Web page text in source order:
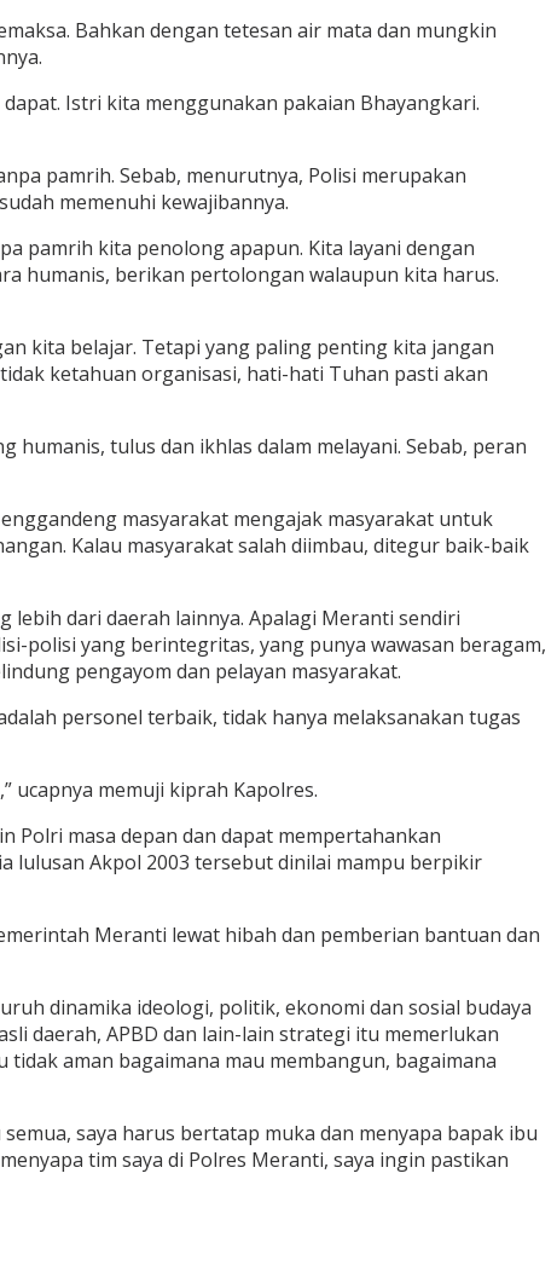
Bahkan dengan tetesan air mata dan mungkin
Istri kita menggunakan pakaian Bhayangkari.
pamrih. Sebab, menurutnya, Polisi merupakan
memenuhi kewajibannya.
pamrih kita penolong apapun. Kita layani dengan
humanis, berikan pertolongan walaupun kita harus.
kita belajar. Tetapi yang paling penting kita jangan
ketahuan organisasi, hati-hati Tuhan pasti akan
humanis, tulus dan ikhlas dalam melayani. Sebab, peran
masyarakat mengajak masyarakat untuk
Kalau masyarakat salah diimbau, ditegur baik-baik
lebih dari daerah lainnya. Apalagi Meranti sendiri
polisi yang berintegritas, yang punya wawasan beragam,
pengayom dan pelayan masyarakat.
personel terbaik, tidak hanya melaksanakan tugas
ucapnya memuji kiprah Kapolres.
Polri masa depan dan dapat mempertahankan
lulusan Akpol 2003 tersebut dinilai mampu berpikir
Meranti lewat hibah dan pemberian bantuan dan
dinamika ideologi, politik, ekonomi dan sosial budaya
daerah, APBD dan lain-lain strategi itu memerlukan
aman bagaimana mau membangun, bagaimana
saya harus bertatap muka dan menyapa bapak ibu
tim saya di Polres Meranti, saya ingin pastikan